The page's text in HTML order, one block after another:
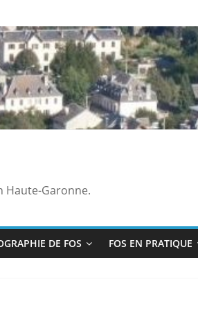
Haute-Garonne.
DE FOS FOS EN PRATIQUE